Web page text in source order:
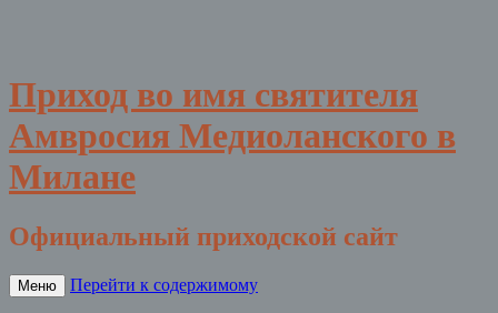
Приход во имя святителя
Амвросия Медиоланского в
Милане
Официальный приходской сайт
Меню Перейти к содержимому